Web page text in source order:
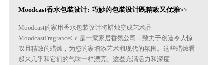
Moodcast香水包装设计: 巧妙的包装设计既精致又优雅>>
Moodcast的家用香水包装设计将蜡烛变成艺术品
MoodcastFragranceCo.是一家家居香氛公司，致力于创造令人惊
叹且精致的蜡烛，为您的家增添艺术和现代的氛围。这些蜡烛看
起来几乎和它们的气味一样漂亮。这些充满活力和深度......